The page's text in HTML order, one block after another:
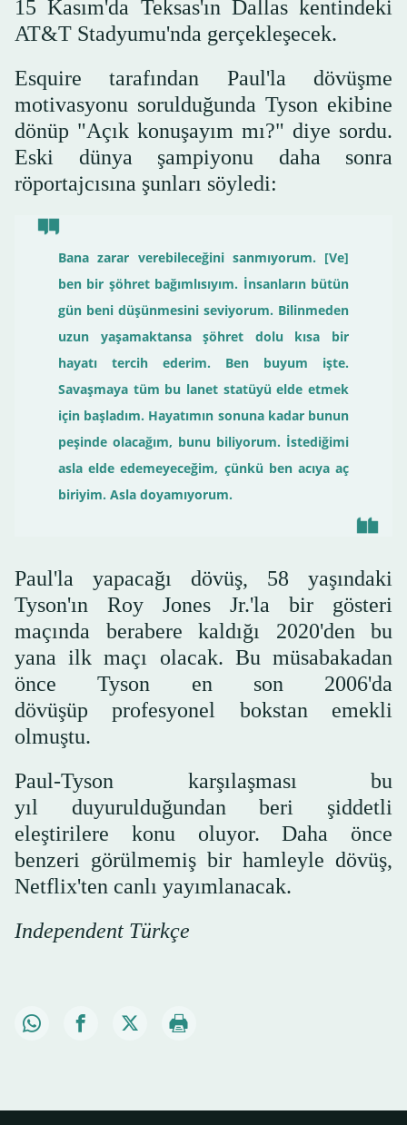
15 Kasım'da Teksas'ın Dallas kentindeki
AT&T Stadyumu'nda gerçekleşecek.
Esquire tarafından Paul'la dövüşme
motivasyonu sorulduğunda Tyson ekibine
dönüp "Açık konuşayım mı?" diye sordu.
Eski dünya şampiyonu daha sonra
röportajcısına şunları söyledi:
Bana zarar verebileceğini sanmıyorum. [Ve]
ben bir şöhret bağımlısıyım. İnsanların bütün
gün beni düşünmesini seviyorum. Bilinmeden
uzun yaşamaktansa şöhret dolu kısa bir
hayatı tercih ederim. Ben buyum işte.
Savaşmaya tüm bu lanet statüyü elde etmek
için başladım. Hayatımın sonuna kadar bunun
peşinde olacağım, bunu biliyorum. İstediğimi
asla elde edemeyeceğim, çünkü ben acıya aç
biriyim. Asla doyamıyorum.
Paul'la yapacağı dövüş, 58 yaşındaki
Tyson'ın Roy Jones Jr.'la bir gösteri
maçında berabere kaldığı 2020'den bu
yana ilk maçı olacak. Bu müsabakadan
önce Tyson en son 2006'da
dövüşüp profesyonel bokstan emekli
olmuştu.
Paul-Tyson karşılaşması bu
yıl duyurulduğundan beri şiddetli
eleştirilere konu oluyor. Daha önce
benzeri görülmemiş bir hamleyle dövüş,
Netflix'ten canlı yayımlanacak.
Independent Türkçe